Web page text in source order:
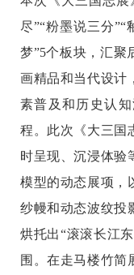
尽”“粉墨说三分”“
梦”5个板块，汇聚
画精品和当代设计
素普及和历史认
程。此次《大三国
时呈现、沉浸体验
模型的动态展项，
纱幔和动态波纹投
烘托出“滚滚长江
围。在走马楼竹简